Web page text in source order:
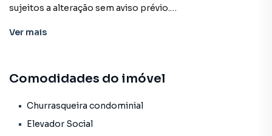
sujeitos a alteração sem aviso prévio.
Características:
• Hidromassagem
• Portaria
• Segurança
Ver mais
Comodidades do imóvel
Churrasqueira condominial
Elevador Social